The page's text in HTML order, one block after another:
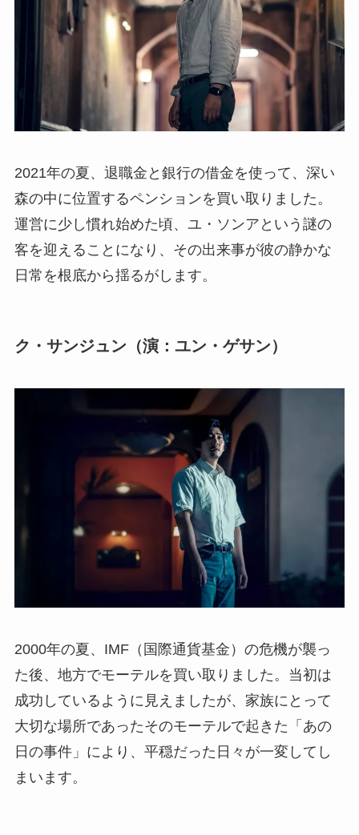
2021年の夏、退職金と銀行の借金を使って、深い
森の中に位置するペンションを買い取りました。
運営に少し慣れ始めた頃、ユ・ソンアという謎の
客を迎えることになり、その出来事が彼の静かな
日常を根底から揺るがします。
ク・サンジュン（演：ユン・ゲサン）
2000年の夏、IMF（国際通貨基金）の危機が襲っ
た後、地方でモーテルを買い取りました。当初は
成功しているように見えましたが、家族にとって
大切な場所であったそのモーテルで起きた「あの
日の事件」により、平穏だった日々が一変してし
まいます。